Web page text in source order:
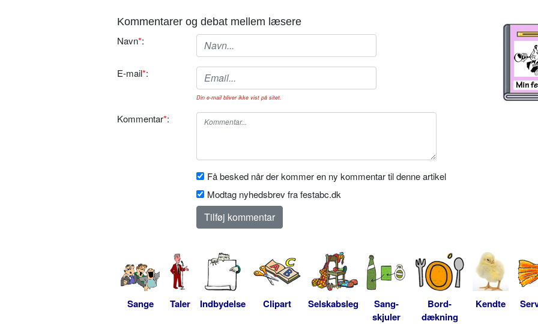
Kommentarer og debat mellem læsere
Navn*:
E-mail*:
Din e-mail bliver ikke vist på sitet.
Kommentar*:
Få besked når der kommer en ny kommentar til denne artikel
Modtag nyhedsbrev fra festabc.dk
Sange Taler Indbydelse Clipart Selskabsleg
Sang-
skjuler
Bord-
dækning
Kendte